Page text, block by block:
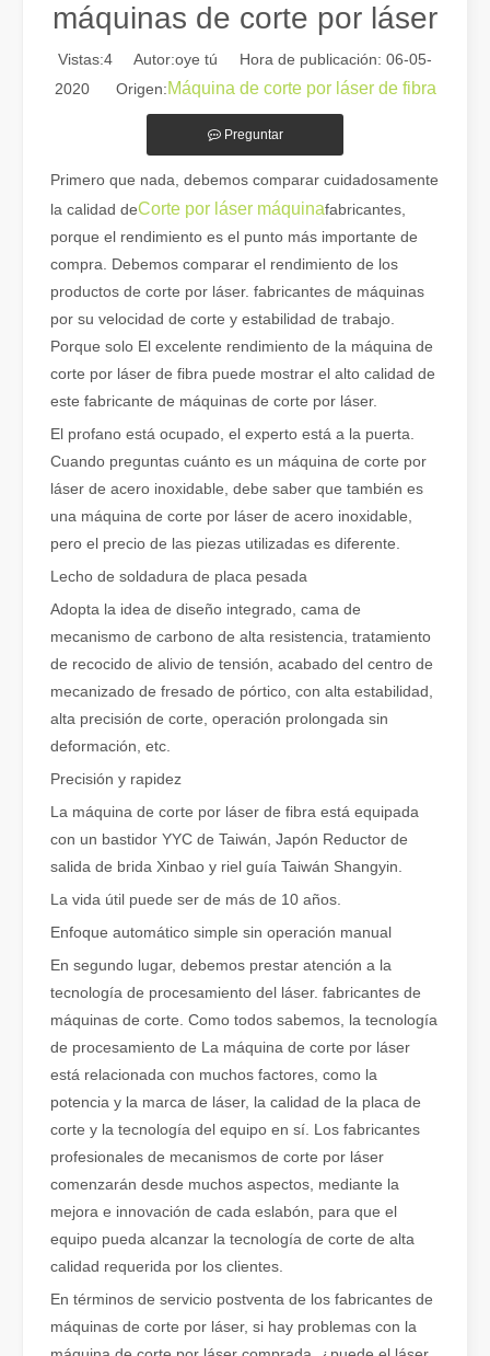
Guía 2026: Cómo las máquinas cortadoras de tubos por láser
El corte por láser de tubos es una tecnología clave en la
Cómo elegir su compañero de trabajo: máquina de corte por láser
El corte de metal por láser es un método de precisión que se
El corte por láser de láminas de metal es un método de corte muy utilizado.
máquinas de corte por láser
Vistas:4 Autor:oye tú Hora de publicación: 06-05-
2020 Origen:Máquina de corte por láser de fibra
Preguntar
Primero que nada, debemos comparar cuidadosamente
la calidad deCorte por láser máquinafabricantes,
porque el rendimiento es el punto más importante de
compra. Debemos comparar el rendimiento de los
productos de corte por láser. fabricantes de máquinas
por su velocidad de corte y estabilidad de trabajo.
Porque solo El excelente rendimiento de la máquina de
corte por láser de fibra puede mostrar el alto calidad de
este fabricante de máquinas de corte por láser.
El profano está ocupado, el experto está a la puerta.
Cuando preguntas cuánto es un máquina de corte por
láser de acero inoxidable, debe saber que también es
una máquina de corte por láser de acero inoxidable,
pero el precio de las piezas utilizadas es diferente.
Lecho de soldadura de placa pesada
Adopta la idea de diseño integrado, cama de
mecanismo de carbono de alta resistencia, tratamiento
de recocido de alivio de tensión, acabado del centro de
mecanizado de fresado de pórtico, con alta estabilidad,
alta precisión de corte, operación prolongada sin
deformación, etc.
Precisión y rapidez
La máquina de corte por láser de fibra está equipada
con un bastidor YYC de Taiwán, Japón Reductor de
salida de brida Xinbao y riel guía Taiwán Shangyin.
La vida útil puede ser de más de 10 años.
Enfoque automático simple sin operación manual
En segundo lugar, debemos prestar atención a la
tecnología de procesamiento del láser. fabricantes de
máquinas de corte. Como todos sabemos, la tecnología
de procesamiento de La máquina de corte por láser
está relacionada con muchos factores, como la
potencia y la marca de láser, la calidad de la placa de
corte y la tecnología del equipo en sí. Los fabricantes
profesionales de mecanismos de corte por láser
comenzarán desde muchos aspectos, mediante la
mejora e innovación de cada eslabón, para que el
equipo pueda alcanzar la tecnología de corte de alta
calidad requerida por los clientes.
En términos de servicio postventa de los fabricantes de
máquinas de corte por láser, si hay problemas con la